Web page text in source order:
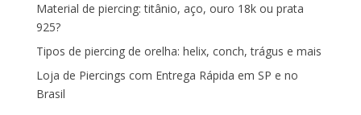
Material de piercing: titânio, aço, ouro 18k ou prata
925?
Tipos de piercing de orelha: helix, conch, trágus e mais
Loja de Piercings com Entrega Rápida em SP e no
Brasil